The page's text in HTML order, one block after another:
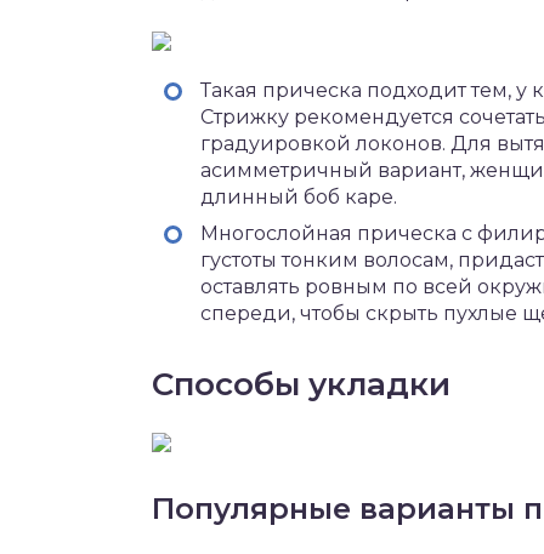
Такая прическа подходит тем, у
Стрижку рекомендуется
градуировкой локонов. Для
асимметричный вариант,
длинный боб каре.
Многослойная прическа с
густоты тонким волосам,
оставлять ровным по всей
спереди, чтобы скрыть пухлые
Способы укладки
Популярные варианты